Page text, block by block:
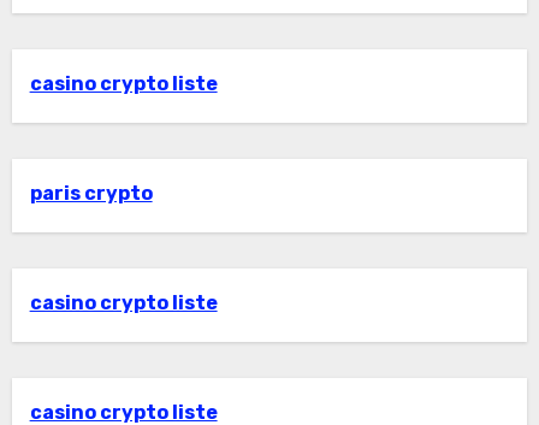
casino crypto liste
paris crypto
casino crypto liste
casino crypto liste